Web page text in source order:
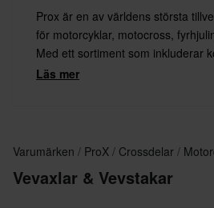
Prox är en av världens största
för motorcyklar, motocross,
Med ett sortiment som inkluderar
lager, kopplingsfjädrar, ventiler och
Läs mer
Varumärken ProX Crossdelar
Vevaxlar & Vevstakar